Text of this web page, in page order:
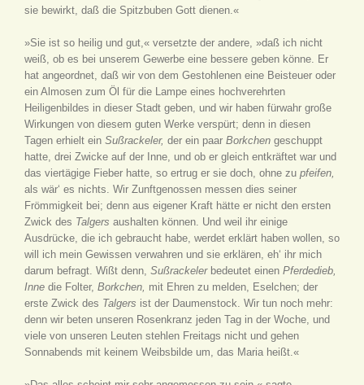
sie bewirkt, daß die Spitzbuben Gott dienen.«
»Sie ist so heilig und gut,« versetzte der andere, »daß ich nicht
weiß, ob es bei unserem Gewerbe eine bessere geben könne. Er
hat angeordnet, daß wir von dem Gestohlenen eine Beisteuer oder
ein Almosen zum Öl für die Lampe eines hochverehrten
Heiligenbildes in dieser Stadt geben, und wir haben fürwahr große
Wirkungen von diesem guten Werke verspürt; denn in diesen
Tagen erhielt ein Sußrackeler, der ein paar Borkchen geschuppt
hatte, drei Zwicke auf der Inne, und ob er gleich entkräftet war und
das viertägige Fieber hatte, so ertrug er sie doch, ohne zu pfeifen,
als wär‘ es nichts. Wir Zunftgenossen messen dies seiner
Frömmigkeit bei; denn aus eigener Kraft hätte er nicht den ersten
Zwick des Talgers aushalten können. Und weil ihr einige
Ausdrücke, die ich gebraucht habe, werdet erklärt haben wollen, so
will ich mein Gewissen verwahren und sie erklären, eh‘ ihr mich
darum befragt. Wißt denn, Sußrackelerbedeutet einen Pferdedieb,
Inne die Folter, Borkchen, mit Ehren zu melden, Eselchen; der
erste Zwick des Talgers ist der Daumenstock. Wir tun noch mehr:
denn wir beten unseren Rosenkranz jeden Tag in der Woche, und
viele von unseren Leuten stehlen Freitags nicht und gehen
Sonnabends mit keinem Weibsbilde um, das Maria heißt.«